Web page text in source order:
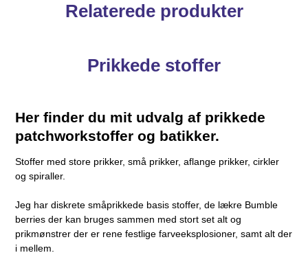
Relaterede produkter
Prikkede stoffer
Her finder du mit udvalg af prikkede
patchworkstoffer og batikker.
Stoffer med store prikker, små prikker, aflange prikker, cirkler
og spiraller.
Jeg har diskrete småprikkede basis stoffer, de lækre Bumble
berries der kan bruges sammen med stort set alt og
prikmønstrer der er rene festlige farveeksplosioner, samt alt der
i mellem.